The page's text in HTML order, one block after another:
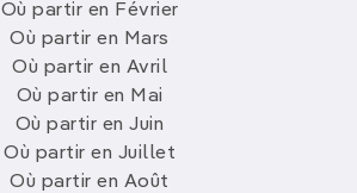
Où partir en Février
Où partir en Mars
Où partir en Avril
Où partir en Mai
Où partir en Juin
Où partir en Juillet
Où partir en Août